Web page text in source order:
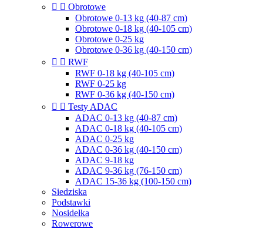
  Obrotowe
Obrotowe 0-13 kg (40-87 cm)
Obrotowe 0-18 kg (40-105 cm)
Obrotowe 0-25 kg
Obrotowe 0-36 kg (40-150 cm)
  RWF
RWF 0-18 kg (40-105 cm)
RWF 0-25 kg
RWF 0-36 kg (40-150 cm)
  Testy ADAC
ADAC 0-13 kg (40-87 cm)
ADAC 0-18 kg (40-105 cm)
ADAC 0-25 kg
ADAC 0-36 kg (40-150 cm)
ADAC 9-18 kg
ADAC 9-36 kg (76-150 cm)
ADAC 15-36 kg (100-150 cm)
Siedziska
Podstawki
Nosidełka
Rowerowe